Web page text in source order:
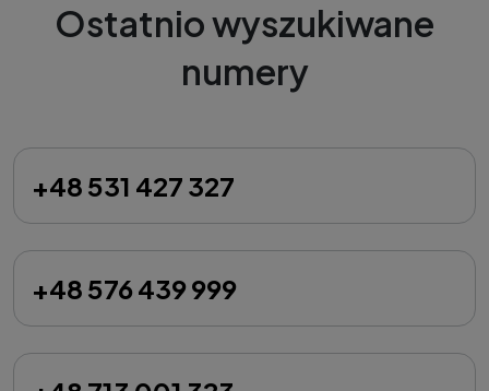
Ostatnio wyszukiwane
numery
+48 531 427 327
+48 576 439 999